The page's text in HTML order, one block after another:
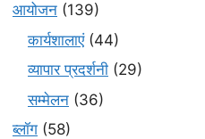
आयोजन (139)
कार्यशालाएं(44)
व्यापार प्रदर्शनी (29)
सम्मेलन (36)
ब्लॉग (58)